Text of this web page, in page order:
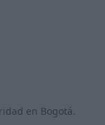
en Bogotá.